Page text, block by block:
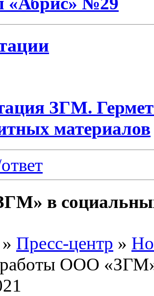
ЗГМ.
материалов
в
» Пресс-центр »
ООО «ЗГМ»